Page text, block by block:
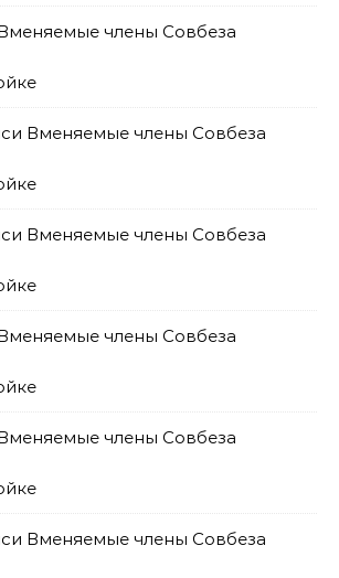
члены Совбеза
Вменяемые члены Совбеза
Вменяемые члены Совбеза
члены Совбеза
члены Совбеза
Вменяемые члены Совбеза